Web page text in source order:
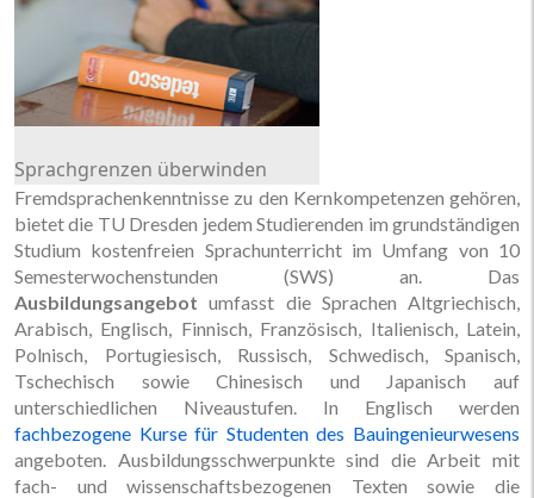
Sprachgrenzen überwinden
Fremdsprachenkenntnisse zu den Kernkompetenzen gehören,
bietet die TU Dresden jedem Studierenden im grundständigen
Studium kostenfreien Sprachunterricht im Umfang von 10
Semesterwochenstunden (SWS) an. Das
Ausbildungsangebot umfasst die Sprachen Altgriechisch,
Arabisch, Englisch, Finnisch, Französisch, Italienisch, Latein,
Polnisch, Portugiesisch, Russisch, Schwedisch, Spanisch,
Tschechisch sowie Chinesisch und Japanisch auf
unterschiedlichen Niveaustufen. In Englisch werden
fachbezogene Kurse für Studenten des Bauingenieurwesens
angeboten. Ausbildungsschwerpunkte sind die Arbeit mit
fach- und wissenschaftsbezogenen Texten sowie die